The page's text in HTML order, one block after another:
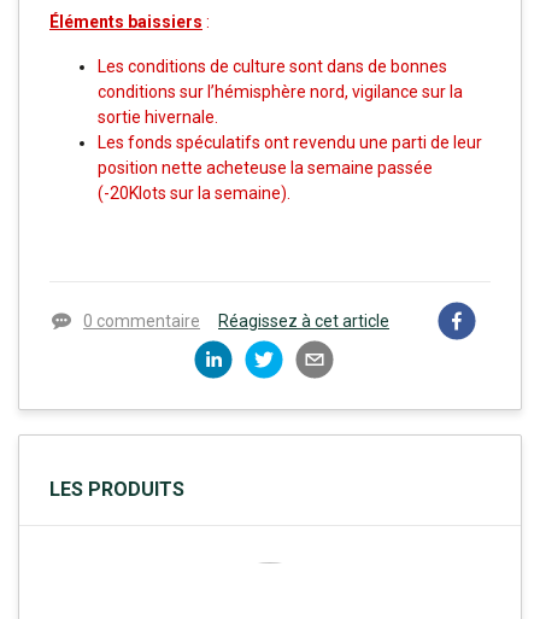
Éléments baissiers :
Les conditions de culture sont dans de bonnes
conditions sur l’hémisphère nord, vigilance sur la
sortie hivernale.
Les fonds spéculatifs ont revendu une parti de leur
position nette acheteuse la semaine passée
(-20Klots sur la semaine).
0 commentaire Réagissez à cet article
LES PRODUITS